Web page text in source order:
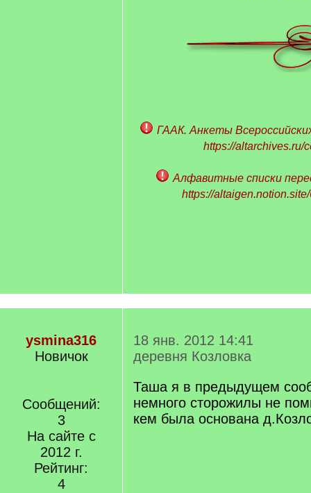
ГААК. Анкеты
https://altarchives.ru/
Алфавитные списки
https://
ysmina316
Новичок
Сообщений:
3
На сайте с
2012 г.
Рейтинг:
4
18 янв. 2012 14:41
деревня Козловка
Таша я в предыдущем
немного сторожилы не
кем была основана